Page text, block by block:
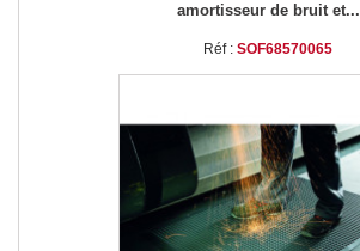
amortisseur de bruit et...
Réf : SOF68570065